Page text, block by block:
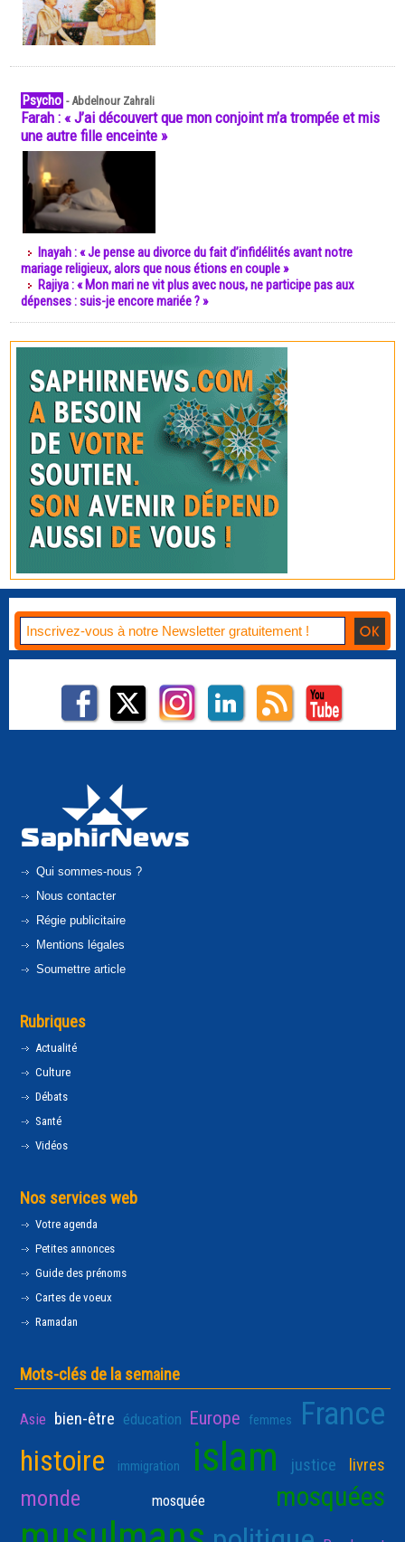
Psycho -Abdelnour Zahrali
Farah : « J’ai découvert que mon conjoint m’a trompée et mis
une autre fille enceinte »
Inayah : « Je pense au divorce du fait d’infidélités avant notre
mariage religieux, alors que nous étions en couple »
Rajiya : « Mon mari ne vit plus avec nous, ne participe pas aux
dépenses : suis-je encore mariée ? »
Qui sommes-nous ?
Nous contacter
Régie publicitaire
Mentions légales
Soumettre article
Rubriques
Actualité
Culture
Débats
Santé
Vidéos
Nos services web
Votre agenda
Petites annonces
Guide des prénoms
Cartes de voeux
Ramadan
Mots-clés de la semaine
Asie bien-être éducation Europe femmes France
histoire immigration islam justice livres
monde mosquée mosquées